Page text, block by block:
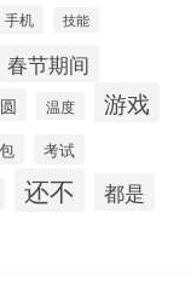
手机 技能
春节期间
温度 游戏
考试
还不 都是